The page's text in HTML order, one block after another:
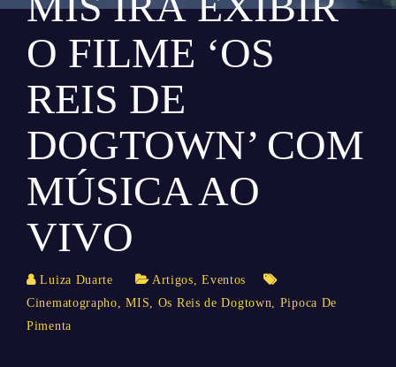
O FILME ‘OS
REIS DE
DOGTOWN’ COM
MÚSICA AO
VIVO
Luiza Duarte Artigos,Eventos
Cinematographo,MIS, Os Reis de Dogtown, Pipoca De
Pimenta